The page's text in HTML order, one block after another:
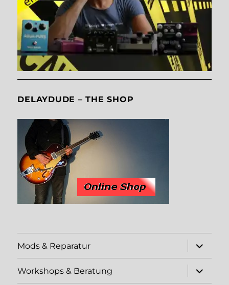
DELAYDUDE – THE SHOP
Mods & Reparatur
öffnen
Workshops & Beratung
öffnen